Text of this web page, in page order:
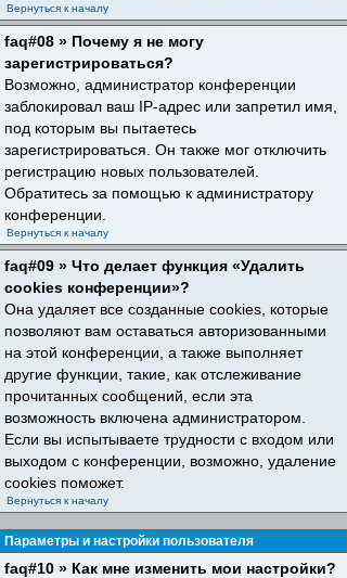
Вернуться к началу
faq#08 » Почему я не могу
зарегистрироваться?
Возможно, администратор конференции
заблокировал ваш IP-адрес или запретил имя,
под которым вы пытаетесь
зарегистрироваться. Он также мог отключить
регистрацию новых пользователей.
Обратитесь за помощью к администратору
конференции.
Вернуться к началу
faq#09 » Что делает функция «Удалить
cookies конференции»?
Она удаляет все созданные cookies, которые
позволяют вам оставаться авторизованными
на этой конференции, а также выполняет
другие функции, такие, как отслеживание
прочитанных сообщений, если эта
возможность включена администратором.
Если вы испытываете трудности с входом или
выходом с конференции, возможно, удаление
cookies поможет.
Вернуться к началу
Параметры и настройки пользователя
faq#10 » Как мне изменить мои настройки?